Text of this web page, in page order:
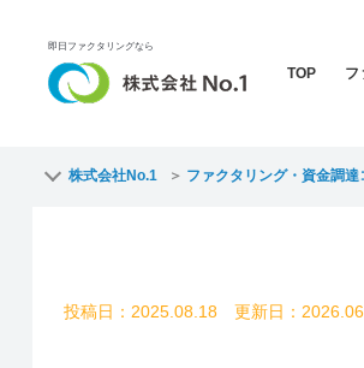
即日ファクタリングなら
TOP フ
株式会社No.1 ファクタリング・資金調達
投稿日：2025.08.18 更新日：